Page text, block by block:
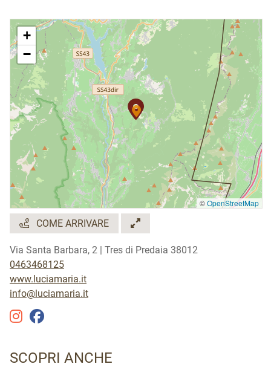
+
−
©OpenStreetMap
COME ARRIVARE
Via Santa Barbara, 2 | Tres di Predaia 38012
0463468125
www.luciamaria.it
info@luciamaria.it
SCOPRI ANCHE